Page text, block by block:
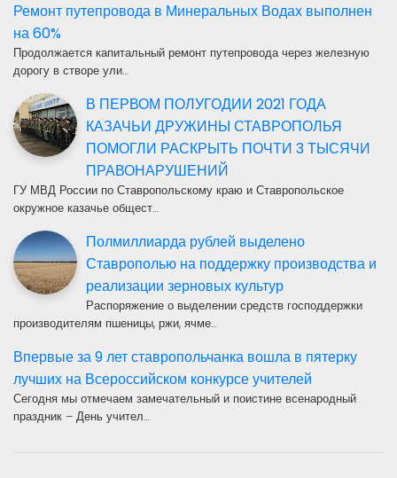
Ремонт путепровода в Минеральных Водах выполнен
на 60%
Продолжается капитальный ремонт путепровода через железную
дорогу в створе ули…
В ПЕРВОМ ПОЛУГОДИИ 2021 ГОДА
КАЗАЧЬИ ДРУЖИНЫ СТАВРОПОЛЬЯ
ПОМОГЛИ РАСКРЫТЬ ПОЧТИ 3 ТЫСЯЧИ
ПРАВОНАРУШЕНИЙ
ГУ МВД России по Ставропольскому краю и Ставропольское
окружное казачье общест…
Полмиллиарда рублей выделено
Ставрополью на поддержку производства и
реализации зерновых культур
Распоряжение о выделении средств господдержки
производителям пшеницы, ржи, ячме…
Впервые за 9 лет ставропольчанка вошла в пятерку
лучших на Всероссийском конкурсе учителей
Сегодня мы отмечаем замечательный и поистине всенародный
праздник – День учител…